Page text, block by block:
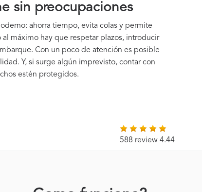
sin preocupaciones
ahorra tiempo, evita colas y permite
máximo hay que respetar plazos, introducir
Con un poco de atención es posible
Y, si surge algún imprevisto, contar con
estén protegidos.
588 review 4.44